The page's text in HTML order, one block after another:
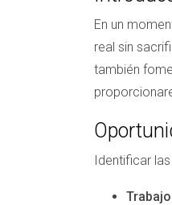
En un
real sin
también
Identificar